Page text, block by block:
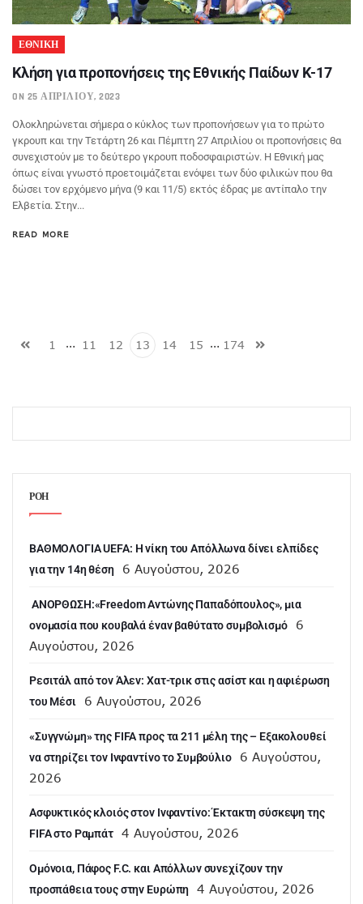
ΕΘΝΙΚΗ
Κλήση για προπονήσεις της Εθνικής Παίδων Κ-17
ON 25 ΑΠΡΙΛΊΟΥ, 2023
Ολοκληρώνεται σήμερα ο κύκλος των προπονήσεων για το πρώτο
γκρουπ και την Τετάρτη 26 και Πέμπτη 27 Απριλίου οι προπονήσεις θα
συνεχιστούν με το δεύτερο γκρουπ ποδοσφαιριστών. Η Εθνική μας
όπως είναι γνωστό προετοιμάζεται ενόψει των δύο φιλικών που θα
δώσει τον ερχόμενο μήνα (9 και 11/5) εκτός έδρας με αντίπαλο την
Ελβετία. Στην...
READ MORE
1 … 11 12 13 14 15 … 174
ΡΟΗ
ΒΑΘΜΟΛΟΓΙΑ UEFA: Η νίκη του Απόλλωνα δίνει ελπίδες
για την 14η θέση
6 Αυγούστου, 2026
ANOΡΘΩΣΗ:«Freedom Αντώνης Παπαδόπουλος», μια
ονομασία που κουβαλά έναν βαθύτατο συμβολισμό
6
Αυγούστου, 2026
Ρεσιτάλ από τον Άλεν: Χατ-τρικ στις ασίστ και η αφιέρωση
του Μέσι
6 Αυγούστου, 2026
«Συγγνώμη» της FIFA προς τα 211 μέλη της – Εξακολουθεί
να στηρίζει τον Ινφαντίνο το Συμβούλιο
6 Αυγούστου,
2026
Ασφυκτικός κλοιός στον Ινφαντίνο: Έκτακτη σύσκεψη της
FIFA στο Ραμπάτ
4 Αυγούστου, 2026
Ομόνοια, Πάφος F.C. και Απόλλων συνεχίζουν την
προσπάθεια τους στην Ευρώπη
4 Αυγούστου, 2026